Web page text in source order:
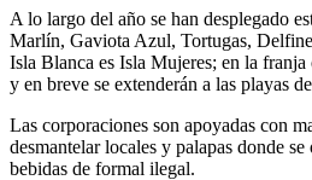
A lo largo del año se han desplegado
Marlín, Gaviota Azul, Tortugas,
Isla Blanca es Isla Mujeres; en la franja
y en breve se extenderán a las playas
Las corporaciones son apoyadas con
desmantelar locales y palapas donde se
bebidas de formal ilegal.